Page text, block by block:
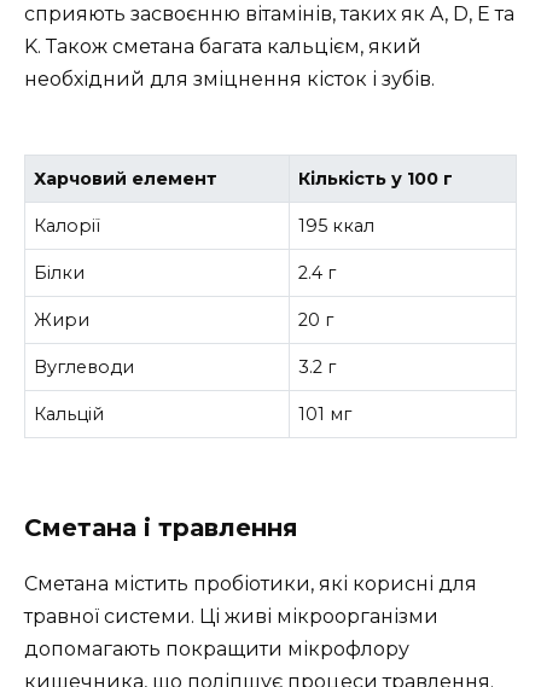
сприяють засвоєнню вітамінів, таких як A, D, E та
K. Також сметана багата кальцієм, який
необхідний для зміцнення кісток і зубів.
Харчовий елемент Кількість у 100 г
Калорії 195 ккал
Білки 2.4 г
Жири 20 г
Вуглеводи 3.2 г
Кальцій 101 мг
Сметана і травлення
Сметана містить пробіотики, які корисні для
травної системи. Ці живі мікроорганізми
допомагають покращити мікрофлору
кишечника, що поліпшує процеси травлення.